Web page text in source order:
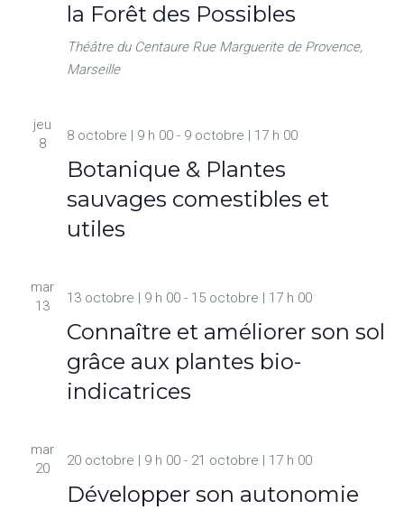
la Forêt des Possibles
Théâtre du Centaure Rue Marguerite de Provence,
Marseille
jeu
8
8 octobre | 9 h 00- 9 octobre | 17 h 00
Botanique & Plantes
sauvages comestibles et
utiles
mar
13
13 octobre | 9 h 00- 15 octobre | 17 h 00
Connaître et améliorer son sol
grâce aux plantes bio-
indicatrices
mar
20
20 octobre | 9 h 00- 21 octobre | 17 h 00
Développer son autonomie